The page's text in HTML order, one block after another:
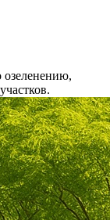
озеленению,